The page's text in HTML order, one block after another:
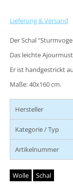
Lieferung & Versand
Der Schal
Das leichte
Er ist handgestrickt
Maße: 40x160 cm.
Hersteller
Kategorie / Typ
Artikelnummer
Wolle Schal